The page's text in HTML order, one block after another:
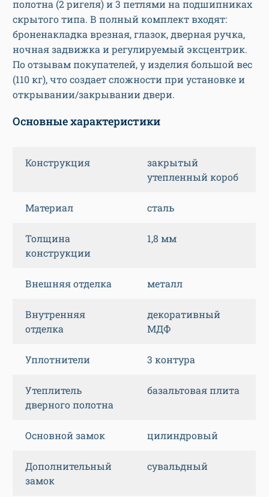
полотна (2 ригеля) и 3 петлями на подшипниках
скрытого типа. В полный комплект входят:
броненакладка врезная, глазок, дверная ручка,
ночная задвижка и регулируемый эксцентрик.
По отзывам покупателей, у изделия большой вес
(110 кг), что создает сложности при установке и
открывании/закрывании двери.
Основные характеристики
Конструкция
закрытый
утепленный короб
Материал сталь
Толщина
конструкции
1,8 мм
Внешняя отделка металл
Внутренняя
отделка
декоративный
МДФ
Уплотнители 3 контура
Утеплитель
дверного полотна
базальтовая плита
Основной замок цилиндровый
Дополнительный
замок
сувальдный